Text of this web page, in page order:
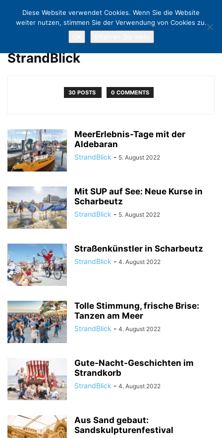
StrandBlick
30 POSTS 0 COMMENTS
MeerErlebnis-Tage mit der
Aldebaran
StrandBlick - 5. August 2022
Mit SUP auf See: Neue Kurse in
Scharbeutz
StrandBlick - 5. August 2022
Straßenkünstler in Scharbeutz
StrandBlick - 4. August 2022
Tolle Stimmung, frische Brise:
Tanzen am Meer
StrandBlick - 4. August 2022
Gute-Nacht-Geschichten im
Strandkorb
StrandBlick - 4. August 2022
Aus Sand gebaut:
Sandskulpturenfestival
Diese Website verwendet Cookies. Wenn Sie die Website
weiter nutzen, stimmen Sie der Verwendung von Cookies zu.